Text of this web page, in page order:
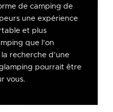
de camping de
une expérience
et plus
que l’on
recherche d’une
pourrait être
vous.